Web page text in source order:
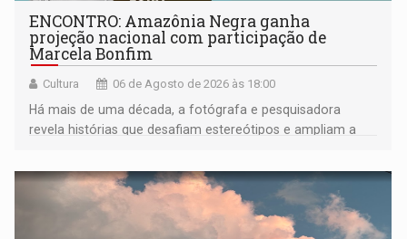
ENCONTRO: Amazônia Negra ganha
projeção nacional com participação de
Marcela Bonfim
Cultura 06 de Agosto de 2026 às 18:00
Há mais de uma década, a fotógrafa e pesquisadora
revela histórias que desafiam estereótipos e ampliam a
negras